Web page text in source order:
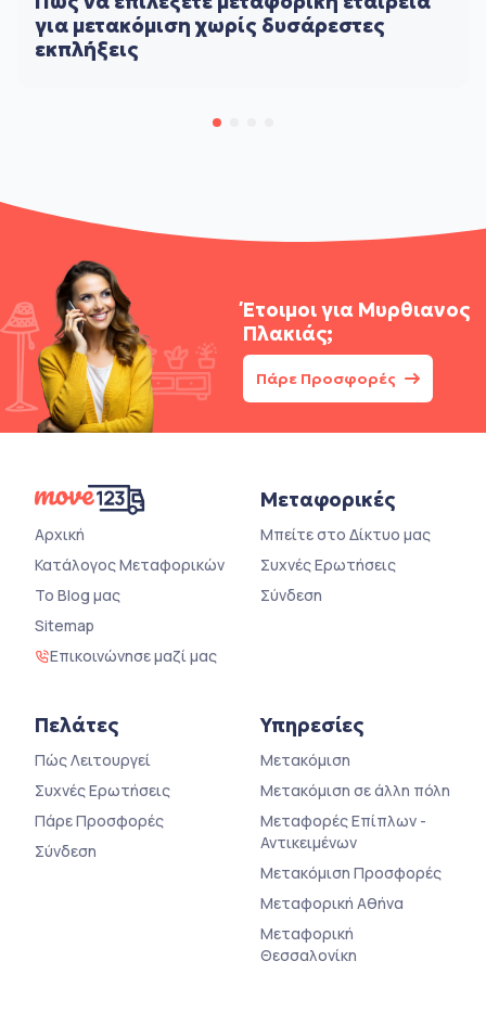
για μετακόμιση χωρίς δυσάρεστες
εκπλήξεις
Έτοιμοι για Μυρθιανος
Πλακιάς;
Πάρε Προσφορές
Αρχική
Κατάλογος Μεταφορικών
Το Blog μας
Sitemap
Επικοινώνησε μαζί μας
Μεταφορικές
Μπείτε στο Δίκτυο μας
Συχνές Ερωτήσεις
Σύνδεση
Πελάτες
Πώς Λειτουργεί
Συχνές Ερωτήσεις
Πάρε Προσφορές
Σύνδεση
Υπηρεσίες
Μετακόμιση
Μετακόμιση σε άλλη πόλη
Μεταφορές Επίπλων -
Αντικειμένων
Μετακόμιση Προσφορές
Μεταφορική Αθήνα
Μεταφορική
Θεσσαλονίκη